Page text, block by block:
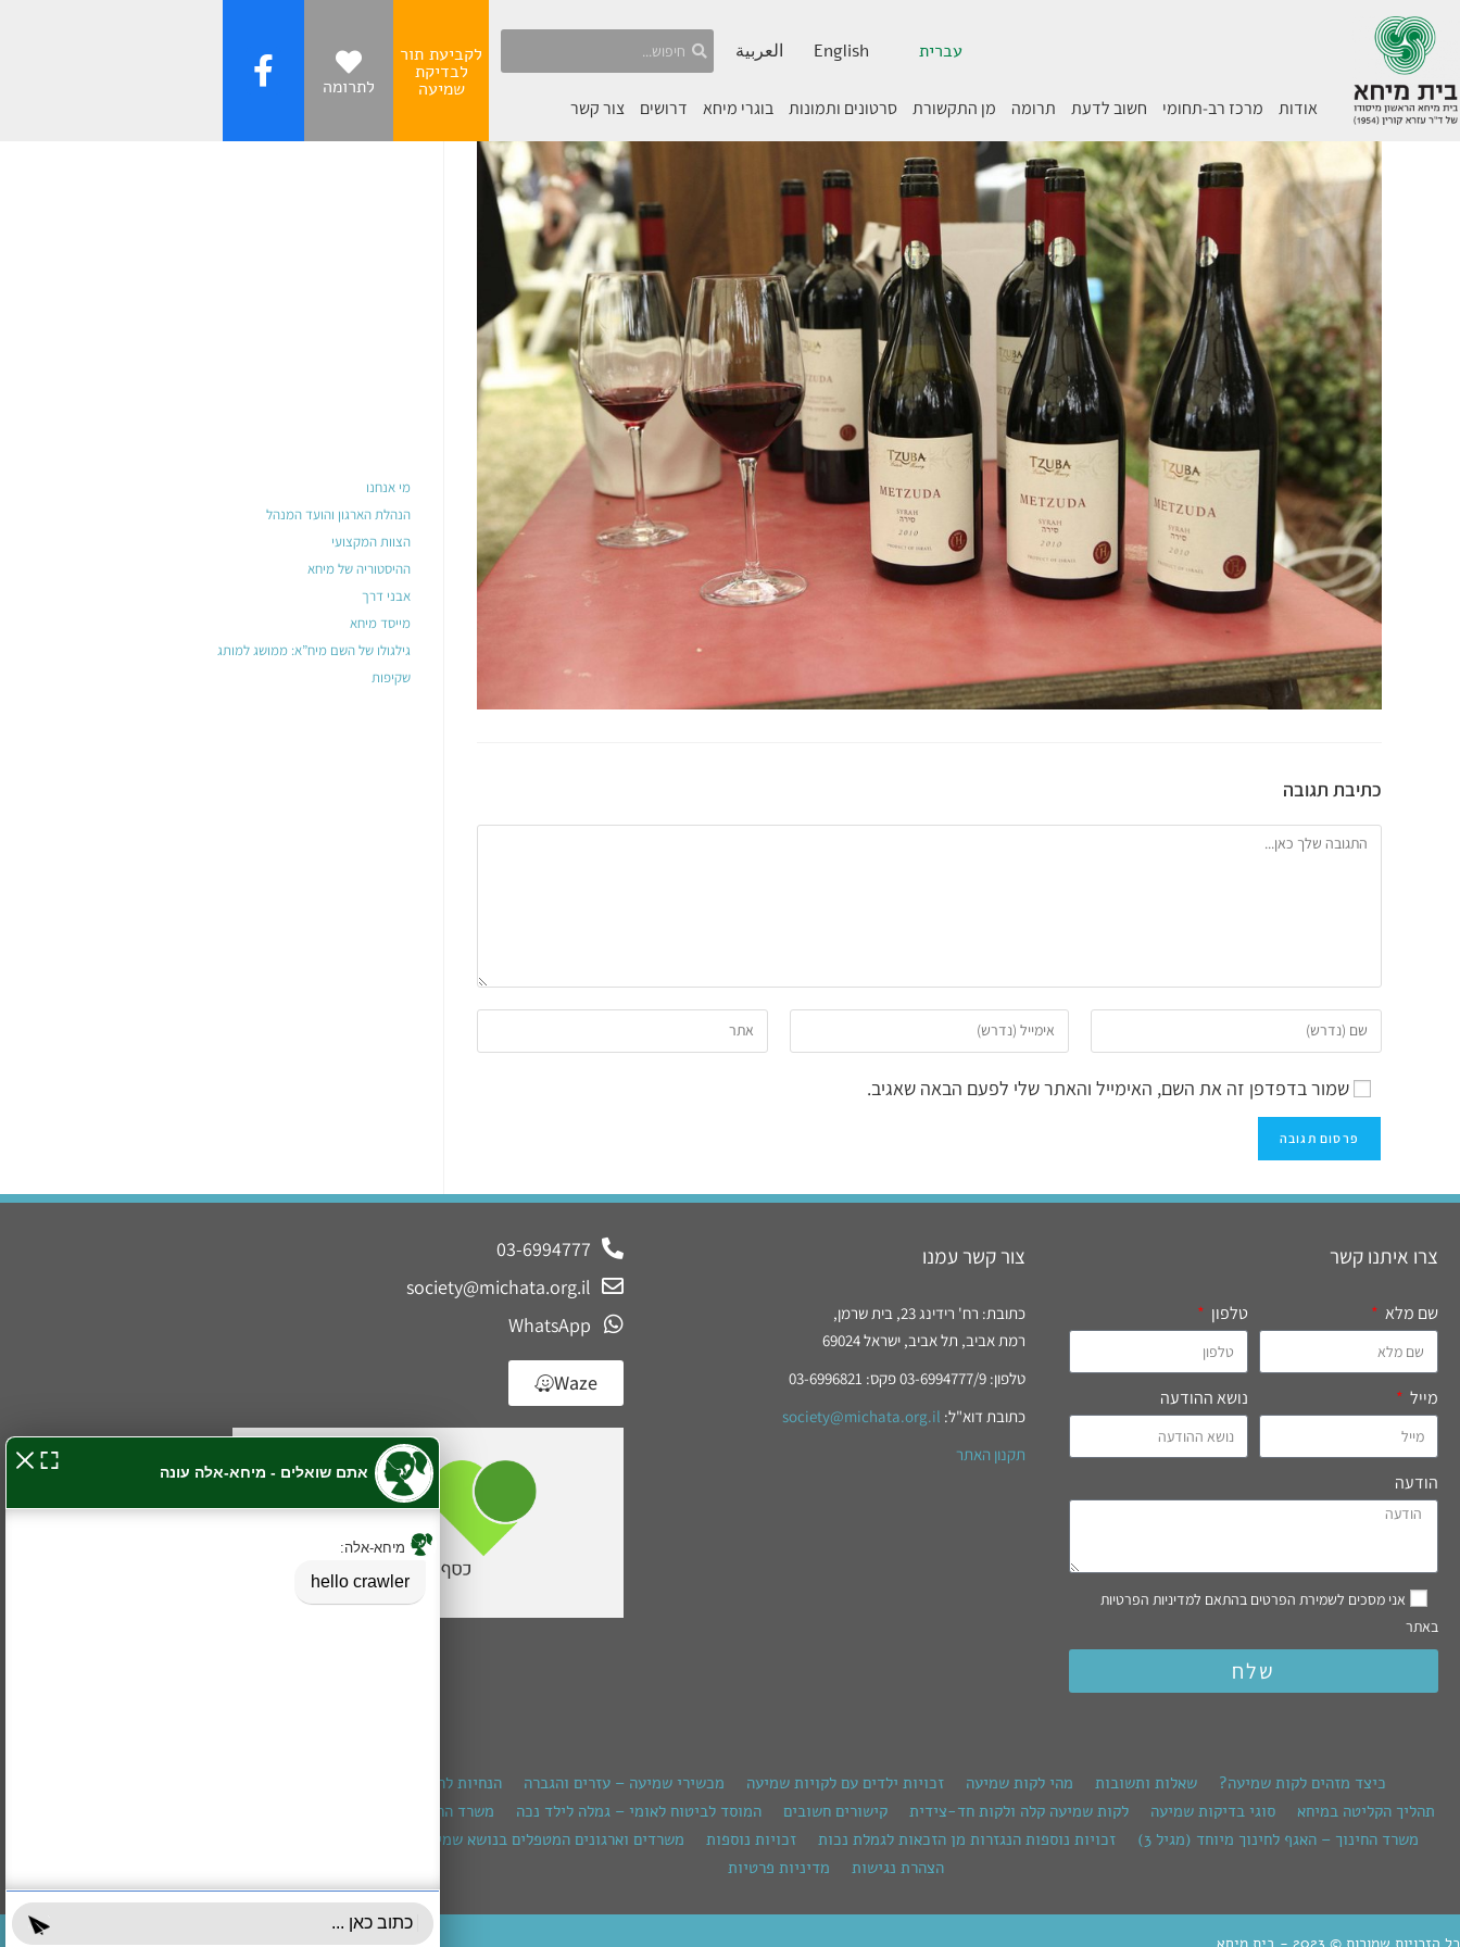
עברית English العربية
אודות מרכז רב-תחומי חשוב לדעת תרומה מן התקשורת סרטונים ותמונות בוגרי מיחא דרושים צור קשר
לקביעת תור
לבדיקת
שמיעה לתרומה
כתיבת תגובה
שמור בדפדפן זה את השם, האימייל והאתר שלי לפעם הבאה שאגיב.
מי אנחנו
הנהלת הארגון והועד המנהל
הצוות המקצועי
ההיסטוריה של מיחא
אבני דרך
מייסד מיחא
גילגולו של השם מיח”א: ממושג למותג
שקיפות
צרו איתנו קשר
שם מלא טלפון
מייל נושא ההודעה
הודעה
אני מסכים לשמירת הפרטים בהתאם למדיניות הפרטיות
באתר
שלח
צור קשר עמנו
כתובת: רח' רידינג 23, בית שרמן,
רמת אביב, תל אביב, ישראל 69024
טלפון: 03-6994777/9 פקס: 03-6996821
כתובת דוא"ל: society@michata.org.il
תקנון האתר
03-6994777
society@michata.org.il
WhatsApp
Waze
כיצד מזהים לקות שמיעה? שאלות ותשובות מהי לקות שמיעה זכויות ילדים עם לקויות שמיעה מכשירי שמיעה – עזרים והגברה
הנחיות להרכבת מכשיר שמיעה
תהליך הקליטה במיחא
סוגי בדיקות שמיעה לקות שמיעה קלה ולקות חד-צידית קישורים חשובים המוסד לביטוח לאומי – גמלה לילד נכה
משרד הרווחה (מגיל חצי שנה עד גיל 3)
משרד החינוך – האגף לחינוך מיוחד (מגיל 3)
זכויות נוספות הנגזרות מן הזכאות לגמלת נכות זכויות נוספות משרדים וארגונים המטפלים בנושא שמירה ומיצוי זכויות
הצהרת נגישות
מדיניות פרטיות
כל הזכויות שמורות © 2023 - בית מיחא